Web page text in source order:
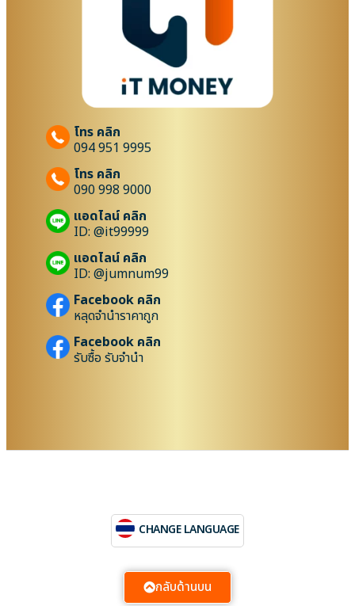
โทร คลิก
094 951 9995
โทร คลิก
090 998 9000
แอดไลน์ คลิก
ID: @it99999
แอดไลน์ คลิก
ID: @jumnum99
Facebook คลิก
หลุดจำนำราคาถูก
Facebook คลิก
รับซื้อ รับจำนำ
CHANGE LANGUAGE
กลับด้านบน